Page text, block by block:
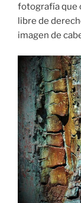
fotografía que
libre de
imagen de